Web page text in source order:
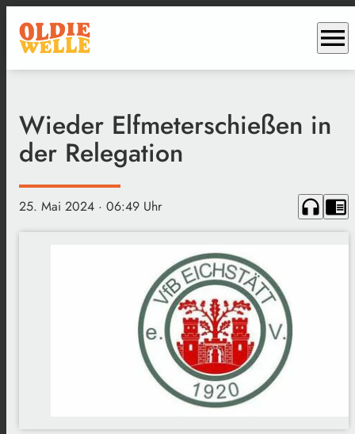
menu
Wieder Elfmeterschießen in
der Relegation
25. Mai 2024 · 06:49 Uhr headphones chrome_reader_mode